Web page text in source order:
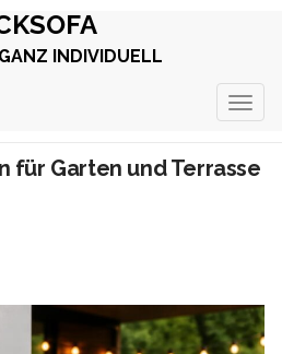
INDIVIDUELL
für Garten und Terrasse